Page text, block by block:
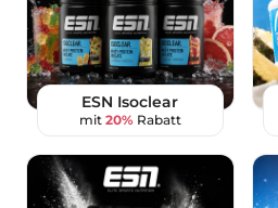
ESN Isoclear
mit 20%Rabatt